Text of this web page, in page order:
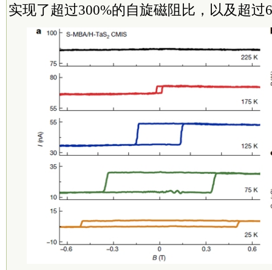
实现了超过300%的自旋磁阻比，以及超过